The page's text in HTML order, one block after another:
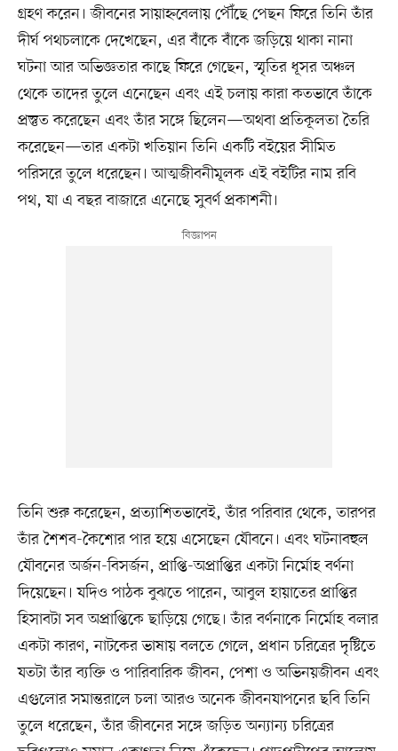
গ্রহণ করেন। জীবনের সায়াহ্নবেলায় পৌঁছে পেছন ফিরে তিনি তাঁর
দীর্ঘ পথচলাকে দেখেছেন, এর বাঁকে বাঁকে জড়িয়ে থাকা নানা
ঘটনা আর অভিজ্ঞতার কাছে ফিরে গেছেন, স্মৃতির ধূসর অঞ্চল
থেকে তাদের তুলে এনেছেন এবং এই চলায় কারা কতভাবে তাঁকে
প্রস্তুত করেছেন এবং তাঁর সঙ্গে ছিলেন—অথবা প্রতিকূলতা তৈরি
করেছেন—তার একটা খতিয়ান তিনি একটি বইয়ের সীমিত
পরিসরে তুলে ধরেছেন। আত্মজীবনীমূলক এই বইটির নাম রবি
পথ, যা এ বছর বাজারে এনেছে সুবর্ণ প্রকাশনী।
তিনি শুরু করেছেন, প্রত্যাশিতভাবেই, তাঁর পরিবার থেকে, তারপর
তাঁর শৈশব-কৈশোর পার হয়ে এসেছেন যৌবনে। এবং ঘটনাবহুল
যৌবনের অর্জন-বিসর্জন, প্রাপ্তি-অপ্রাপ্তির একটা নির্মোহ বর্ণনা
দিয়েছেন। যদিও পাঠক বুঝতে পারেন, আবুল হায়াতের প্রাপ্তির
হিসাবটা সব অপ্রাপ্তিকে ছাড়িয়ে গেছে। তাঁর বর্ণনাকে নির্মোহ বলার
একটা কারণ, নাটকের ভাষায় বলতে গেলে, প্রধান চরিত্রের দৃষ্টিতে
যতটা তাঁর ব্যক্তি ও পারিবারিক জীবন, পেশা ও অভিনয়জীবন এবং
এগুলোর সমান্তরালে চলা আরও অনেক জীবনযাপনের ছবি তিনি
তুলে ধরেছেন, তাঁর জীবনের সঙ্গে জড়িত অন্যান্য চরিত্রের